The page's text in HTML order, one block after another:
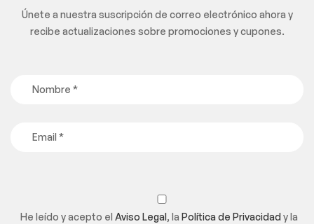
Únete a nuestra suscripción de correo electrónico ahora y
recibe actualizaciones sobre promociones y cupones.
He leído y acepto el Aviso Legal, la Política de Privacidady la